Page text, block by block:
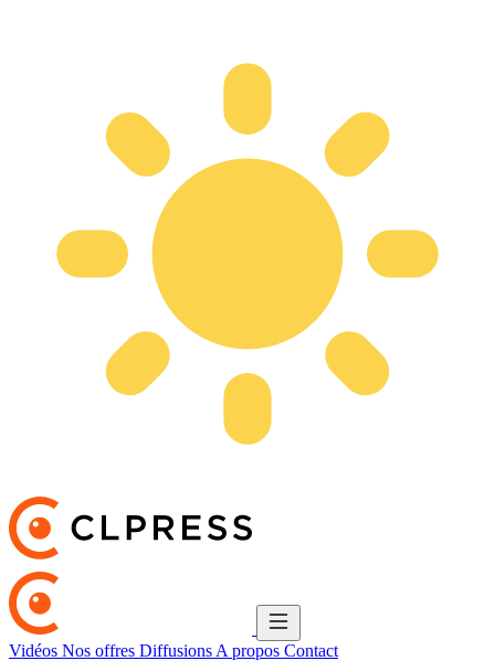
Vidéos Nos offres Diffusions A propos Contact